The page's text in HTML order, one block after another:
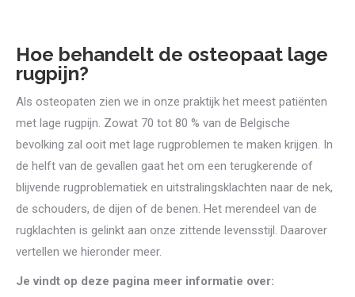
Hoe behandelt de osteopaat lage
rugpijn?
Als osteopaten zien we in onze praktijk het meest patiënten
met lage rugpijn. Zowat 70 tot 80 % van de Belgische
bevolking zal ooit met lage rugproblemen te maken krijgen. In
de helft van de gevallen gaat het om een terugkerende of
blijvende rugproblematiek en uitstralingsklachten naar de nek,
de schouders, de dijen of de benen. Het merendeel van de
rugklachten is gelinkt aan onze zittende levensstijl. Daarover
vertellen we hieronder meer.
Je vindt op deze pagina meer informatie over: